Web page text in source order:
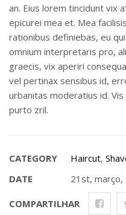
an. Eius lorem tincidunt vix
epicurei mea et. Mea
rationibus definiebas, eu
omnium interpretaris pro,
graecis, vix aperiri
vel pertinax sensibus id,
urbanitas moderatius id.
purto zril.
CATEGORY Haircut,
DATE
21st, março,
COMPARTILHAR